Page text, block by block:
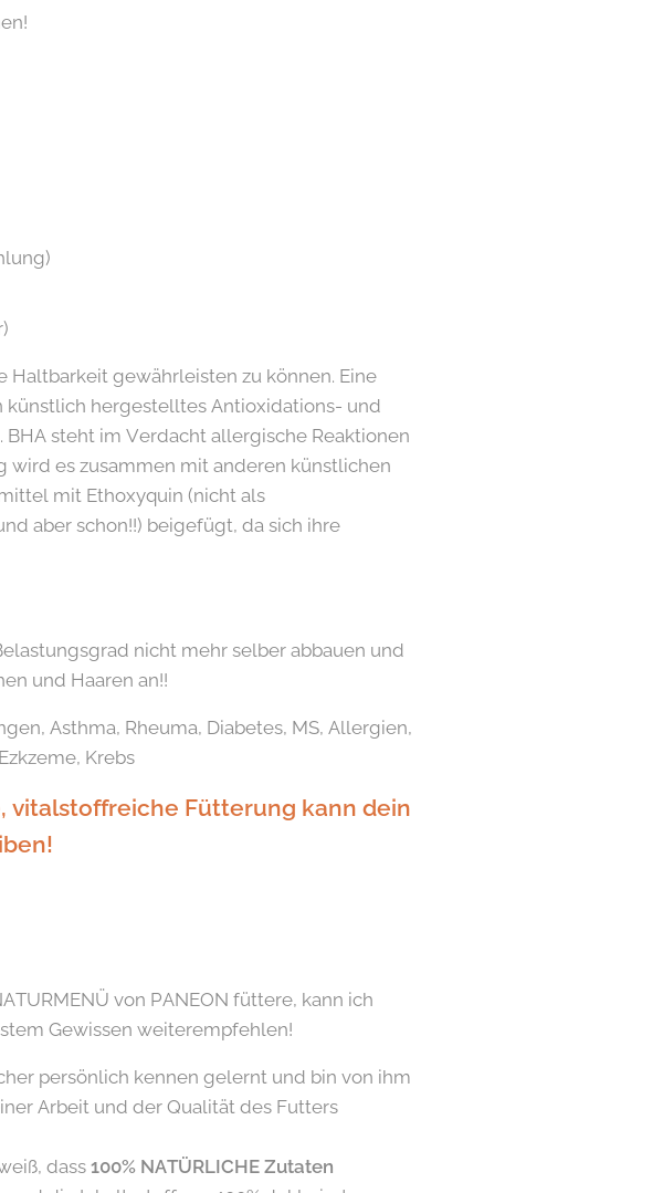
gewährleisten zu können. Eine
hergestelltes Antioxidations- und
steht im Verdacht allergische Reaktionen
wird es zusammen mit anderen künstlichen
mit Ethoxyquin (nicht als
aber schon!!) beigefügt, da sich ihre
nicht mehr selber abbauen und
und Haaren an!!
Asthma, Rheuma, Diabetes, MS, Allergien,
Krebs
vitalstoffreiche Fütterung kann dein
von PANEON füttere, kann ich
Gewissen weiterempfehlen!
persönlich kennen gelernt und bin von ihm
Arbeit und der Qualität des Futters
dass 100% NATÜRLICHE Zutaten